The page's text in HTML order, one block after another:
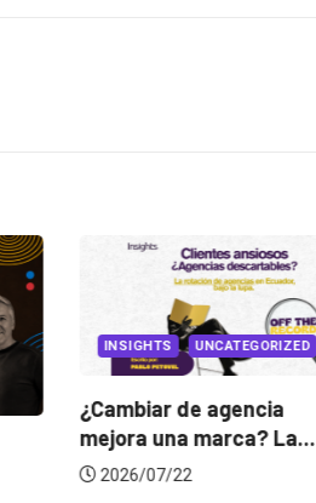
INSIGHTS UNCATEGORIZED
¿Cambiar de agencia
mejora una marca? La...
2026/07/22